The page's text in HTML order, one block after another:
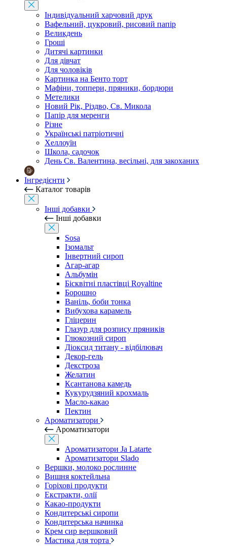
Індивідуальний харчовий друк
Вафельний, цукровий, рисовий папір
Великдень
Гроші
Дитячі картинки
Для дівчат
Для чоловіків
Картинка на Бенто торт
Мафіни, топпери, пряники, бордюри
Метелики
Новий Рік, Різдво, Св. Микола
Папір для меренги
Різне
Українські патріотичні
Хеллоуїн
Школа, садочок
День Св. Валентина, весільні, для закоханих
Інгредієнти
Каталог товарів
Інші добавки
Інші добавки
Sosa
Ізомальт
Інвертний сироп
Агар-агар
Альбумін
Бісквітні пластівці Royaltine
Борошно
Ваніль, боби тонка
Вибухова карамель
Гліцерин
Глазур для розпису пряників
Глюкозний сироп
Діоксид титану - відбілювач
Декор-гель
Декстроза
Желатин
Ксантанова камедь
Кукурудзяний крохмаль
Масло-какао
Пектин
Ароматизатори
Ароматизатори
Ароматизатори Ja Latarte
Ароматизатори Slado
Вершки, молоко рослинне
Вишня коктейльна
Горіхові продукти
Екстракти, олії
Какао-продукти
Кондитерські сиропи
Кондитерська начинка
Крем сир вершковий
Мастика для торта